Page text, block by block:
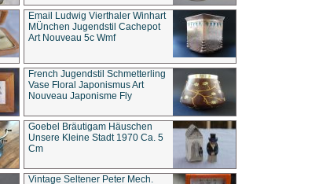
Email Ludwig Vierthaler Winhart
MÜnchen Jugendstil Cachepot
Art Nouveau 5c Wmf
French Jugendstil Schmetterling
Vase Floral Japonismus Art
Nouveau Japonisme Fly
Goebel Bräutigam Häuschen
Unsere Kleine Stadt 1970 Ca. 5
Cm
Vintage Seltener Peter Mech.